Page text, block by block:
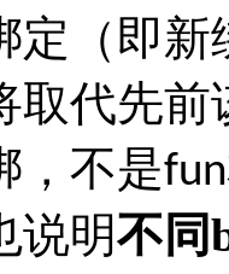
定（即新
取代先
，不是fun
说明不同